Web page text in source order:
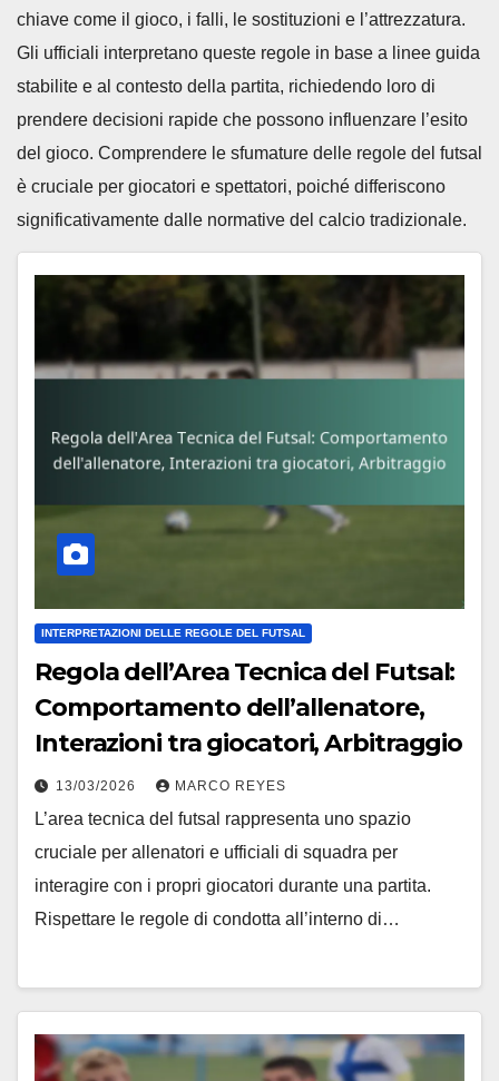
chiave come il gioco, i falli, le sostituzioni e l’attrezzatura.
Gli ufficiali interpretano queste regole in base a linee guida
stabilite e al contesto della partita, richiedendo loro di
prendere decisioni rapide che possono influenzare l’esito
del gioco. Comprendere le sfumature delle regole del futsal
è cruciale per giocatori e spettatori, poiché differiscono
significativamente dalle normative del calcio tradizionale.
INTERPRETAZIONI DELLE REGOLE DEL FUTSAL
Regola dell’Area Tecnica del Futsal:
Comportamento dell’allenatore,
Interazioni tra giocatori, Arbitraggio
13/03/2026 MARCO REYES
L’area tecnica del futsal rappresenta uno spazio
cruciale per allenatori e ufficiali di squadra per
interagire con i propri giocatori durante una partita.
Rispettare le regole di condotta all’interno di…